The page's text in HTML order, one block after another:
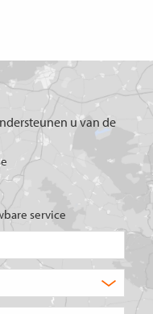
u van de
service